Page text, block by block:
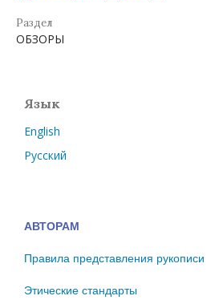
Раздел
ОБЗОРЫ
Язык
English
Русский
АВТОРАМ
Правила представления рукописи
Этические стандарты